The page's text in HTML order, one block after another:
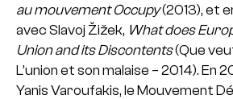
au mouvement Occupy(2013), et
avec Slavoj Žižek, What does
Union and its Discontents(Que
L’union et son malaise – 2014). En
Yanis Varoufakis, le Mouvement